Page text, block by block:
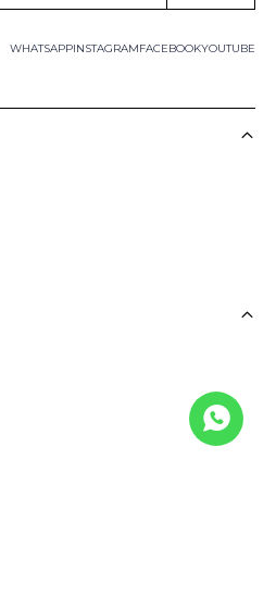
WHATSAPP FACEBOOKYOUTUBE
INSTAGRAM